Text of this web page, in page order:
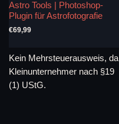
Astro Tools | Photoshop-
Plugin für Astrofotografie
€69,99
Kein Mehrsteuerausweis, da
Kleinunternehmer nach §19
(1) UStG.